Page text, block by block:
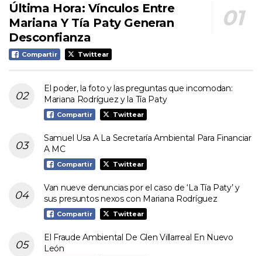
Última Hora: Vínculos Entre
Mariana Y Tía Paty Generan
Desconfianza
Compartir Twittear
El poder, la foto y las preguntas que incomodan:
Mariana Rodríguez y la Tía Paty
Compartir Twittear
Samuel Usa A La Secretaría Ambiental Para Financiar
A MC
Compartir Twittear
Van nueve denuncias por el caso de ‘La Tía Paty’ y
sus presuntos nexos con Mariana Rodríguez
Compartir Twittear
El Fraude Ambiental De Glen Villarreal En Nuevo
León